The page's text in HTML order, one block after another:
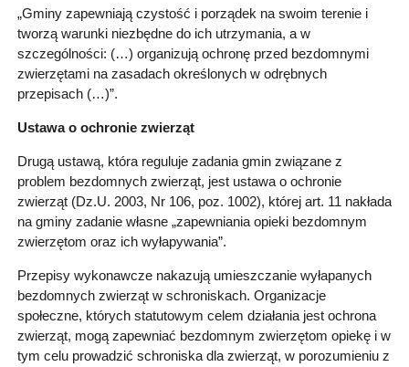
„Gminy zapewniają czystość i porządek na swoim terenie i
tworzą warunki niezbędne do ich utrzymania, a w
szczególności: (…) organizują ochronę przed bezdomnymi
zwierzętami na zasadach określonych w odrębnych
przepisach (…)”.
Ustawa o ochronie zwierząt
Drugą ustawą, która reguluje zadania gmin związane z
problem bezdomnych zwierząt, jest ustawa o ochronie
zwierząt (Dz.U. 2003, Nr 106, poz. 1002), której art. 11 nakłada
na gminy zadanie własne „zapewniania opieki bezdomnym
zwierzętom oraz ich wyłapywania”.
Przepisy wykonawcze nakazują umieszczanie wyłapanych
bezdomnych zwierząt w schroniskach. Organizacje
społeczne, których statutowym celem działania jest ochrona
zwierząt, mogą zapewniać bezdomnym zwierzętom opiekę i w
tym celu prowadzić schroniska dla zwierząt, w porozumieniu z